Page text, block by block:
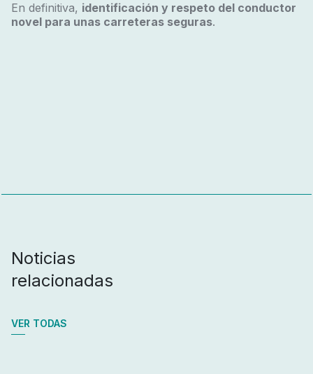
En definitiva, identificación y respeto del conductor
novel para unas carreteras seguras.
Noticias
relacionadas
VER TODAS